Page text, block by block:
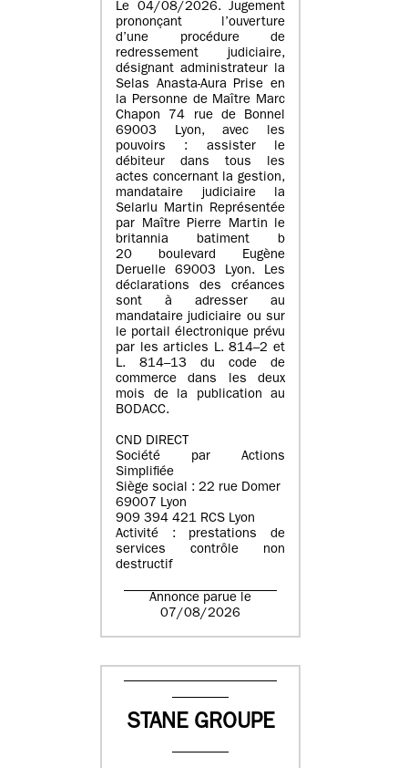
Le 04/08/2026. Jugement
prononçant l’ouverture
d’une procédure de
redressement judiciaire,
désignant administrateur la
Selas Anasta-Aura Prise en
la Personne de Maître Marc
Chapon 74 rue de Bonnel
69003 Lyon, avec les
pouvoirs : assister le
débiteur dans tous les
actes concernant la gestion,
mandataire judiciaire la
Selarlu Martin Représentée
par Maître Pierre Martin le
britannia batiment b
20 boulevard Eugène
Deruelle 69003 Lyon. Les
déclarations des créances
sont à adresser au
mandataire judiciaire ou sur
le portail électronique prévu
par les articles L. 814–2 et
L. 814–13 du code de
commerce dans les deux
mois de la publication au
BODACC.
CND DIRECT
Société par Actions
Simplifiée
Siège social : 22 rue Domer
69007 Lyon
909 394 421 RCS Lyon
Activité : prestations de
services contrôle non
destructif
Annonce parue le
07/08/2026
STANE GROUPE